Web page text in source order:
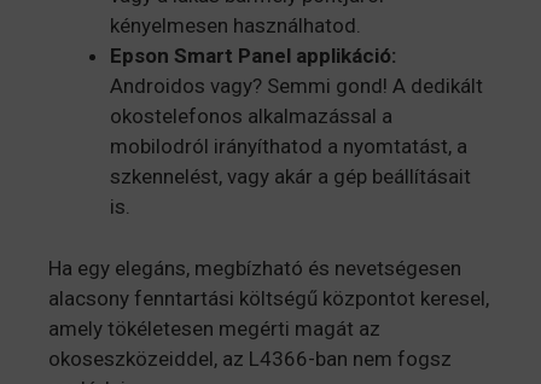
kényelmesen használhatod.
Epson Smart Panel applikáció:
Androidos vagy? Semmi gond! A dedikált
okostelefonos alkalmazással a
mobilodról irányíthatod a nyomtatást, a
szkennelést, vagy akár a gép beállításait
is.
Ha egy elegáns, megbízható és nevetségesen
alacsony fenntartási költségű központot keresel,
amely tökéletesen megérti magát az
okoseszközeiddel, az L4366-ban nem fogsz